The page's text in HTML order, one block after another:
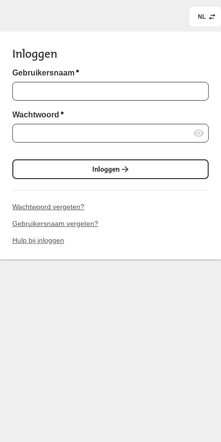
NL
Inloggen
Gebruikersnaam*
Wachtwoord *
Inloggen
Wachtwoord vergeten?
Gebruikersnaam vergeten?
Hulp bij inloggen